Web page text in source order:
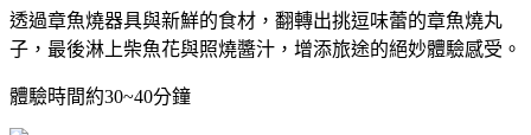
透過章魚燒器具與新鮮的食材，翻轉出挑逗味蕾的章魚燒丸
子，最後淋上柴魚花與照燒醬汁，增添旅途的絕妙體驗感受。
體驗時間約30~40分鐘